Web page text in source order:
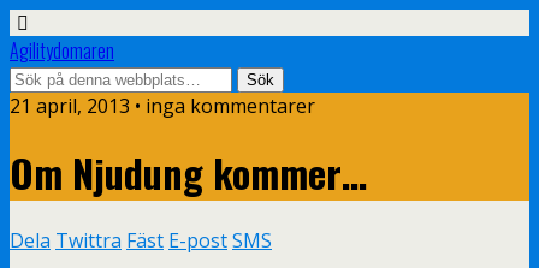
Agilitydomaren
21 april, 2013 • inga kommentarer
Om Njudung kommer…
Dela Twittra Fäst E-postSMS